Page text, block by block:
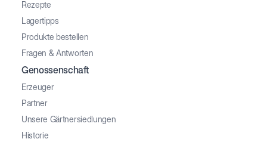
Rezepte
Lagertipps
Produkte bestellen
Fragen & Antworten
Genossenschaft
Erzeuger
Partner
Unsere Gärtnersiedlungen
Historie